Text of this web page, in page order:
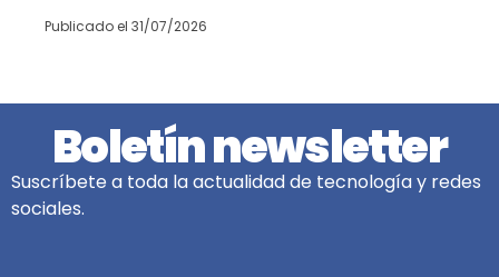
Publicado el 31/07/2026
Boletín newsletter
Suscríbete a toda la actualidad de tecnología y redes
sociales.